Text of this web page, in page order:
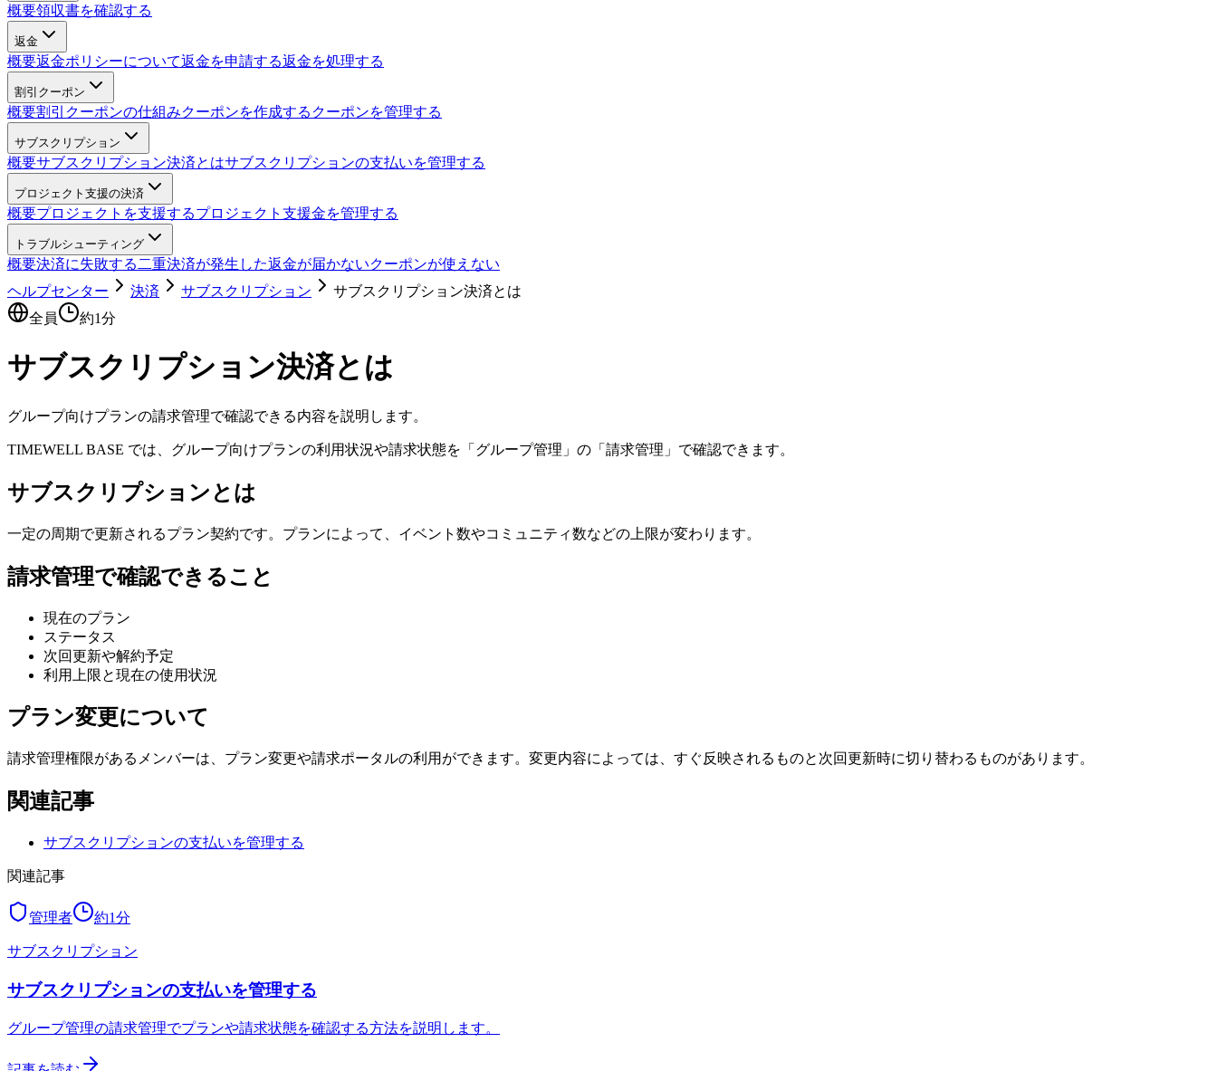
概要領収書を確認する
返金
概要返金ポリシーについて返金を申請する返金を処理する
割引クーポン
概要割引クーポンの仕組みクーポンを作成する クーポンを管理する
サブスクリプション
概要サブスクリプション決済とはサブスクリプションの支払いを管理する
プロジェクト支援の決済
概要プロジェクトを支援するプロジェクト支援金を管理する
トラブルシューティング
概要決済に失敗する 二重決済が発生した返金が届かないクーポンが使えない
ヘルプセンター
決済 サブスクリプション
サブスクリプション決済とは
全員
約1分
サブスクリプション決済とは
グループ向けプランの請求管理で確認できる内容を説明します。
TIMEWELL BASE では、グループ向けプランの利用状況や請求状態を「グループ管理」の「請求管理」で確認できます。
サブスクリプションとは
一定の周期で更新されるプラン契約です。プランによって、イベント数やコミュニティ数などの上限が変わります。
請求管理で確認できること
現在のプラン
ステータス
次回更新や解約予定
利用上限と現在の使用状況
プラン変更について
請求管理権限があるメンバーは、プラン変更や請求ポータルの利用ができます。変更内容によっては、すぐ反映されるものと次回更新時に切り替わるものがあります。
関連記事
サブスクリプションの支払いを管理する
関連記事
管理者 約1分
サブスクリプション
サブスクリプションの支払いを管理する
グループ管理の請求管理でプランや請求状態を確認する方法を説明します。